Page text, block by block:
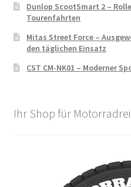
Dunlop ScootSmart 2 –
Tourenfahrten
Mitas Street Force –
den täglichen Einsatz
CST CM-NK01 – Moderner
Ihr Shop für